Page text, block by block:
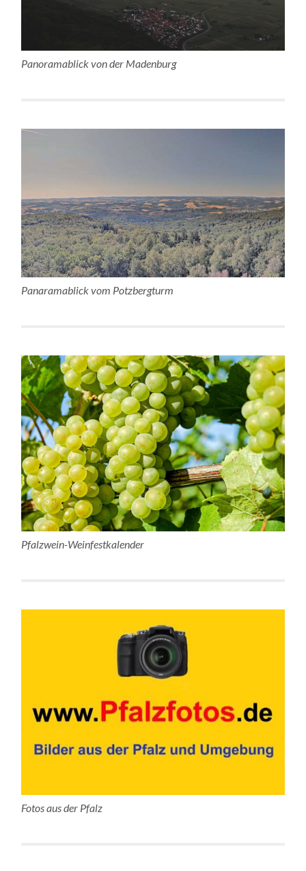
Panoramablick von der Madenburg
Panaramablick vom Potzbergturm
Pfalzwein-Weinfestkalender
Fotos aus der Pfalz